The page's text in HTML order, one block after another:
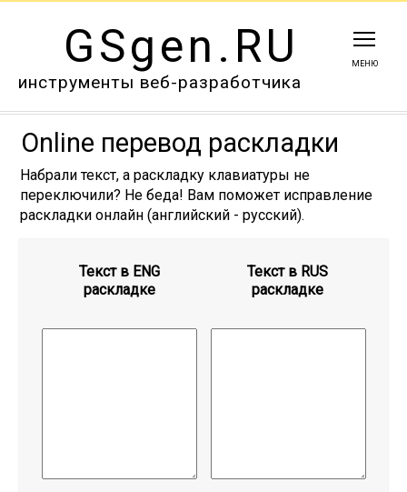
GSgen.RU
инструменты веб-разработчика
МЕНЮ
Online перевод раскладки
Набрали текст, а раскладку клавиатуры не
переключили? Не беда! Вам поможет исправление
раскладки онлайн (английский - русский).
Текст в ENG
раскладке
Текст в RUS
раскладке